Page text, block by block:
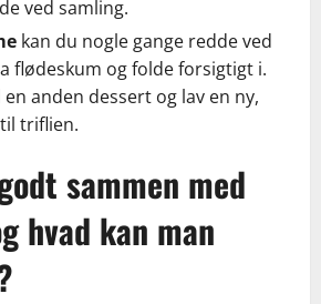
ved samling.
kan du nogle gange redde ved
flødeskum og folde forsigtigt i.
anden dessert og lav en ny,
triflien.
sammen med
hvad kan man